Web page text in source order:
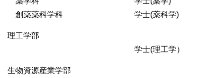
創薬薬科学科 学士(薬科学)
理工学部
学士(理工学）
生物資源産業学部